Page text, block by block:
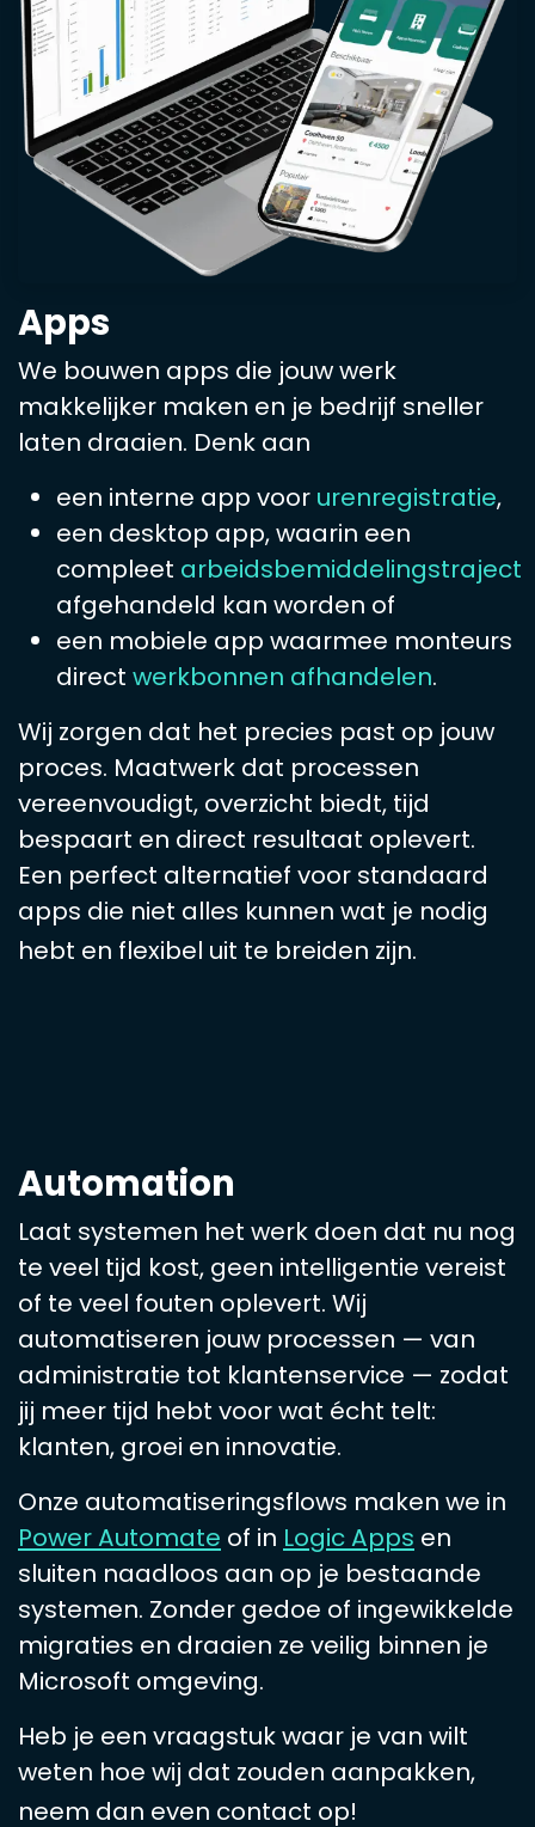
Apps
We bouwen apps die jouw werk
makkelijker maken en je bedrijf sneller
laten draaien. Denk aan
een interne app voor urenregistratie,
een desktop app, waarin een
compleet arbeidsbemiddelingstraject
afgehandeld kan worden of
een mobiele app waarmee monteurs
direct werkbonnen afhandelen.
Wij zorgen dat het precies past op jouw
proces. Maatwerk dat processen
vereenvoudigt, overzicht biedt, tijd
bespaart en direct resultaat oplevert.
Een perfect alternatief voor standaard
apps die niet alles kunnen wat je nodig
hebt en flexibel uit te breiden zijn.
Automation
Laat systemen het werk doen dat nu nog
te veel tijd kost, geen intelligentie vereist
of te veel fouten oplevert. Wij
automatiseren jouw processen — van
administratie tot klantenservice — zodat
jij meer tijd hebt voor wat écht telt:
klanten, groei en innovatie.
Onze automatiseringsflows maken we in
Power Automate of in Logic Apps en
sluiten naadloos aan op je bestaande
systemen. Zonder gedoe of ingewikkelde
migraties en draaien ze veilig binnen je
Microsoft omgeving.
Heb je een vraagstuk waar je van wilt
weten hoe wij dat zouden aanpakken,
neem dan even contact op!